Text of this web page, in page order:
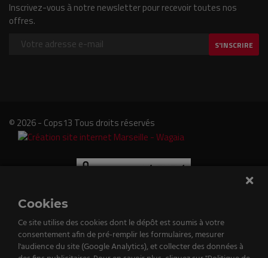
Inscrivez-vous à notre newsletter pour recevoir toutes nos
offres.
S'INSCRIRE
© 2026 - Cops13 Tous droits réservés
Cookies
Ce site utilise des cookies dont le dépôt est soumis à votre
consentement afin de pré-remplir les formulaires, mesurer
l'audience du site (Google Analytics), et collecter des données à